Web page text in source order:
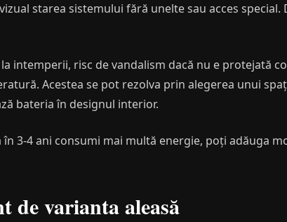
starea sistemului fără unelte sau acces special.
intemperii, risc de vandalism dacă nu e protejată
Acestea se pot rezolva prin alegerea unui
bateria în designul interior.
3-4 ani consumi mai multă energie, poți adăuga
de varianta aleasă